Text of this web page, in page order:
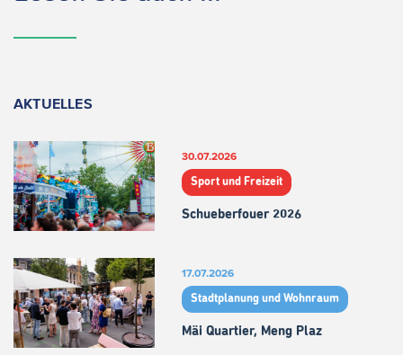
AKTUELLES
30.07.2026
Sport und Freizeit
Schueberfouer 2026
17.07.2026
Stadtplanung und Wohnraum
Mäi Quartier, Meng Plaz